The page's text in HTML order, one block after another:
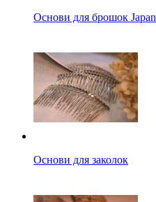
Основи для брошок Japan
Основи для заколок